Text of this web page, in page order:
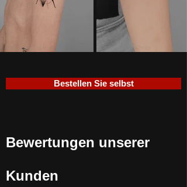
Bestellen Sie selbst
Bewertungen unserer
Kunden